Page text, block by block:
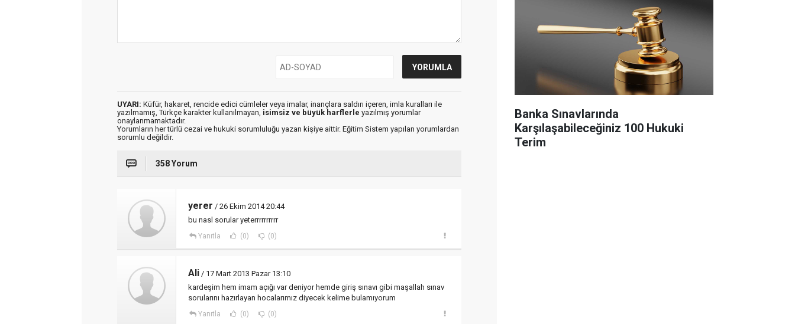
UYARI: Küfür, hakaret, rencide edici cümleler veya imalar, inançlara saldırı içeren, imla kuralları ile
yazılmamış, Türkçe karakter kullanılmayan, isimsiz ve büyük harflerle yazılmış yorumlar
onaylanmamaktadır.
Yorumların her türlü cezai ve hukuki sorumluluğu yazan kişiye aittir. Eğitim Sistem yapılan yorumlardan
sorumlu değildir.
358 Yorum
yerer / 26 Ekim 2014 20:44
bu nasl sorular yeterrrrrrrrrr
Yanıtla (0) (0)
Ali / 17 Mart 2013 Pazar 13:10
kardeşim hem imam açığı var deniyor hemde giriş sınavı gibi maşallah sınav
sorularını hazırlayan hocalarımız diyecek kelime bulamıyorum
Yanıtla (0) (0)
Banka Sınavlarında
Karşılaşabileceğiniz 100 Hukuki
Terim